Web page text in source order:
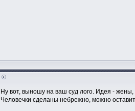
Ну вот, выношу на ваш суд лого. Идея -
Человечки сделаны небрежно, можно